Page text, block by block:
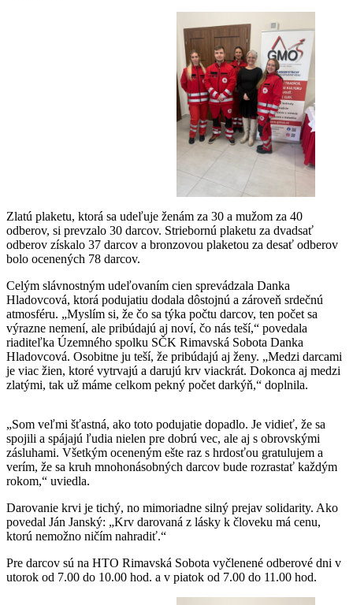
Zlatú plaketu, ktorá sa udeľuje ženám za 30 a mužom za 40
odberov, si prevzalo 30 darcov. Striebornú plaketu za dvadsať
odberov získalo 37 darcov a bronzovou plaketou za desať odberov
bolo ocenených 78 darcov.
Celým slávnostným udeľovaním cien sprevádzala Danka
Hladovcová, ktorá podujatiu dodala dôstojnú a zároveň srdečnú
atmosféru. „Myslím si, že čo sa týka počtu darcov, ten počet sa
výrazne nemení, ale pribúdajú aj noví, čo nás teší,“ povedala
riaditeľka Územného spolku SČK Rimavská Sobota Danka
Hladovcová. Osobitne ju teší, že pribúdajú aj ženy. „Medzi darcami
je viac žien, ktoré vytrvajú a darujú krv viackrát. Dokonca aj medzi
zlatými, tak už máme celkom pekný počet darkýň,“ doplnila.
„Som veľmi šťastná, ako toto podujatie dopadlo. Je vidieť, že sa
spojili a spájajú ľudia nielen pre dobrú vec, ale aj s obrovskými
zásluhami. Všetkým oceneným ešte raz s hrdosťou gratulujem a
verím, že sa kruh mnohonásobných darcov bude rozrastať každým
rokom,“ uviedla.
Darovanie krvi je tichý, no mimoriadne silný prejav solidarity. Ako
povedal Ján Janský: „Krv darovaná z lásky k človeku má cenu,
ktorú nemožno ničím nahradiť.“
Pre darcov sú na HTO Rimavská Sobota vyčlenené odberové dni v
utorok od 7.00 do 10.00 hod. a v piatok od 7.00 do 11.00 hod.